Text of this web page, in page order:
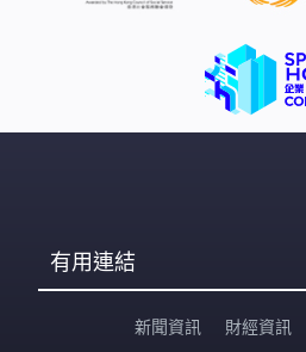
有用連結
新聞資訊 財經資訊